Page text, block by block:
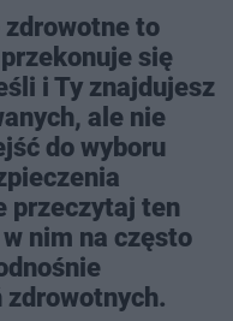
to
się
i Ty znajdujesz
ale nie
do wyboru
przeczytaj ten
nim na często
zdrowotnych.